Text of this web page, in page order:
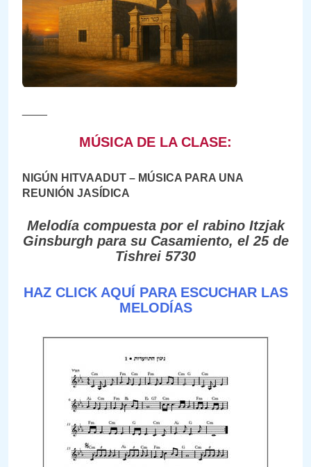
MÚSICA DE LA CLASE:
NIGÚN HITVAADUT – MÚSICA PARA UNA
REUNIÓN JASÍDICA
Melodía compuesta por el rabino Itzjak
Ginsburgh para su Casamiento, el 25 de
Tishrei 5730
HAZ CLICK AQUÍ PARA ESCUCHAR LAS
MELODÍAS